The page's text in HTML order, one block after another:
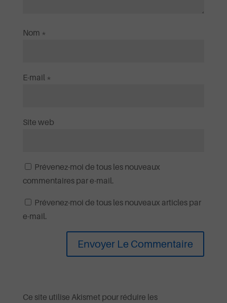
Nom *
E-mail *
Site web
Prévenez-moi de tous les nouveaux
commentaires par e-mail.
Prévenez-moi de tous les nouveaux articles par
e-mail.
Ce site utilise Akismet pour réduire les